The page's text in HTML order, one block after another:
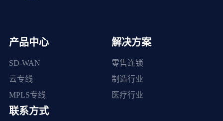
产品中心
SD-WAN
云专线
MPLS专线
解决方案
零售连锁
制造行业
医疗行业
联系方式